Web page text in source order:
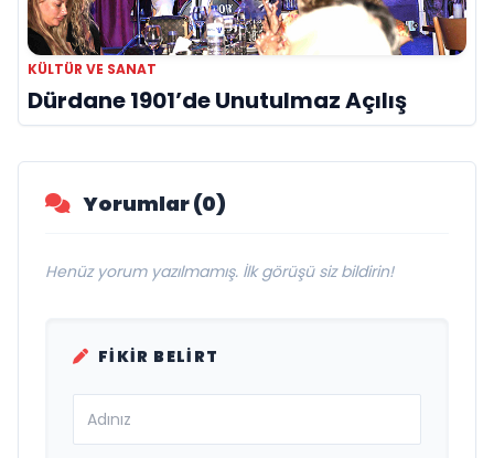
KÜLTÜR VE SANAT
Dürdane 1901’de Unutulmaz Açılış
Yorumlar (0)
Henüz yorum yazılmamış. İlk görüşü siz bildirin!
FIKIR BELIRT